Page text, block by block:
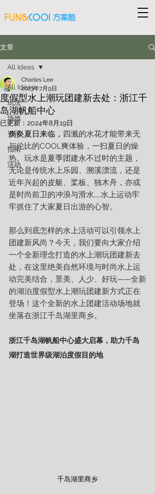
文章
All Ideas
玩法
场地
资讯
指南
活动
All Ideas
度假型水上潮玩团建新去处：浙江千
岛湖帆船中心
Charles Lee
2023年7月9日
已更新： 2024年8月19日
炎炎夏日来临， 四溅的水花才能带来无
与伦比的COOL爽体验，一扫夏日的燥
热。玩水是夏季团建永不过时的主题，
无论是传统水上乐园、溯溪漂流，还是
近年兴起的皮艇、桨板、独木舟，亦或
是时尚前卫的冲浪与滑水……水上运动牢
牢抓住了大家夏日出游的心智。
那么到底怎样的水上活动可以引领水上
团建新风尚？今天，我们要向大家介绍
一个全新理念打造的水上潮玩团建新去
处，在这里绝美自然环境与时尚水上运
动完美结合，景美、人少、好玩——全新
的湖泊度假型水上潮玩团建新方式正在
登场！这个全新的水上团建活动场地就
坐落在浙江千岛湖里商乡。
浙江千岛湖帆船中心盛大启幕，助力千岛
湖打造世界级湖泊度假目的地
千岛湖里商乡